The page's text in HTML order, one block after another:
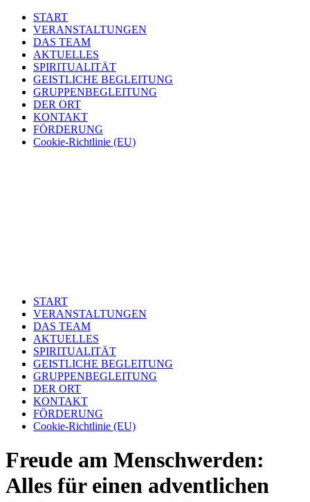
START
VERANSTALTUNGEN
DAS TEAM
AKTUELLES
SPIRITUALITÄT
GEISTLICHE BEGLEITUNG
GRUPPENBEGLEITUNG
DER ORT
KONTAKT
FÖRDERUNG
Cookie-Richtlinie (EU)
START
VERANSTALTUNGEN
DAS TEAM
AKTUELLES
SPIRITUALITÄT
GEISTLICHE BEGLEITUNG
GRUPPENBEGLEITUNG
DER ORT
KONTAKT
FÖRDERUNG
Cookie-Richtlinie (EU)
Freude am Menschwerden:
Alles für einen adventlichen